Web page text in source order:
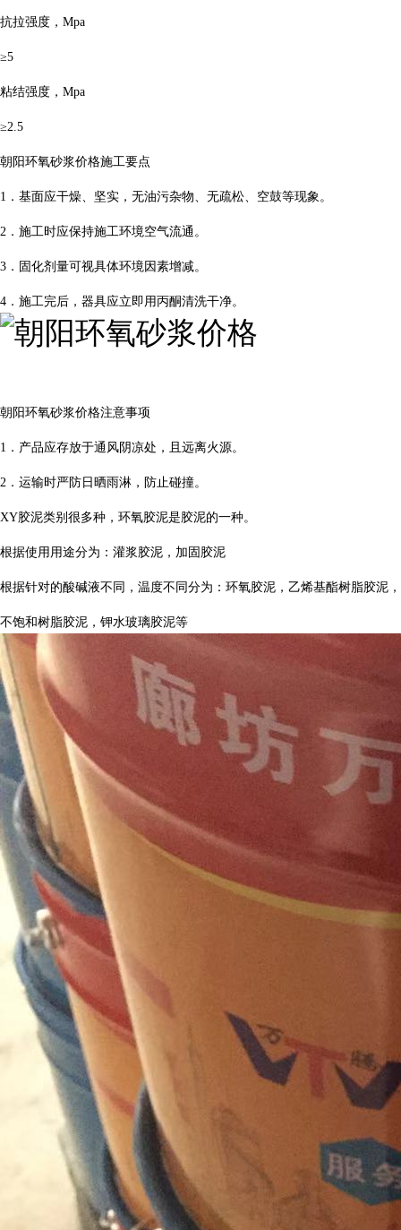
抗拉强度，Mpa
≥5
粘结强度，Mpa
≥2.5
朝阳环氧砂浆价格施工要点
1．基面应干燥、坚实，无油污杂物、无疏松、空鼓等现象。
2．施工时应保持施工环境空气流通。
3．固化剂量可视具体环境因素增减。
4．施工完后，器具应立即用丙酮清洗干净。
朝阳环氧砂浆价格注意事项
1．产品应存放于通风阴凉处，且远离火源。
2．运输时严防日晒雨淋，防止碰撞。
XY胶泥类别很多种，环氧胶泥是胶泥的一种。
根据使用用途分为：灌浆胶泥，加固胶泥
根据针对的酸碱液不同，温度不同分为：环氧胶泥，乙烯基酯树脂胶泥，
不饱和树脂胶泥，钾水玻璃胶泥等